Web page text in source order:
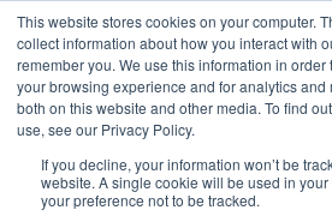
This website stores cookies on your computer.
collect information about how you interact with
remember you. We use this information in
your browsing experience and for analytics and
both on this website and other media. To find
use, see our Privacy Policy.
If you decline, your information won’t be
website. A single cookie will be used in
your preference not to be tracked.
Guía de uso
Acceso